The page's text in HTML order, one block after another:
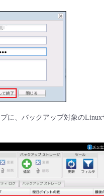
に、バックアップ対象のLinux